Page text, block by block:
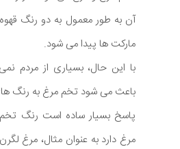
آن به طور معمول به دو رنگ
مارکت ها پیدا می شود.
با این حال، بسیاری از مردم
باعث می شود تخم مرغ به رنگ
پاسخ بسیار ساده است رنگ
مرغ دارد به عنوان مثال، مرغ